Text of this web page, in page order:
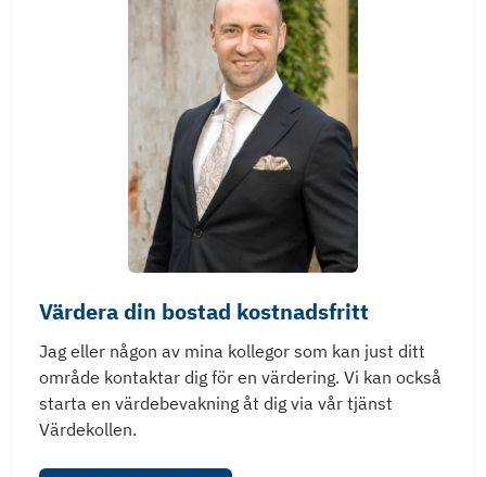
Värdera din bostad kostnadsfritt
Jag eller någon av mina kollegor som kan just ditt
område kontaktar dig för en värdering. Vi kan också
starta en värdebevakning åt dig via vår tjänst
Värdekollen.